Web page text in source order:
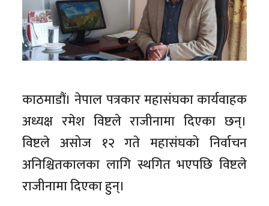
काठमाडौं। नेपाल पत्रकार महासंघका कार्यवाहक
अध्यक्ष रमेश विष्टले राजीनामा दिएका छन्।
विष्टले असोज १२ गते महासंघको निर्वाचन
अनिश्चितकालका लागि स्थगित भएपछि विष्टले
राजीनामा दिएका हुन्।